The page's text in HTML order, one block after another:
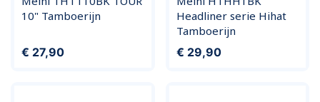
10" Tamboerijn
Prijs
€ 27,90
Headliner serie Hihat
Tamboerijn
Prijs
€ 29,90